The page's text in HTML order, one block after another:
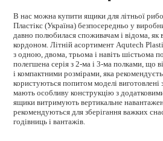
В нас можна купити ящики для літньої
Пластікс (Україна) безпосередньо у
давно полюбилася споживачам і відома, як в
кордоном. Літній асортимент Aqutech
з одною, двома, трьома і навіть шістьома
полегшена серія з 2-ма і 3-ма полками, що
і компактними розмірами, яка
користуються попитом моделі виготовлені
мають особливу конструкцію з
ящики витримують вертикальне
рекомендуються для зберігання важких
годівниць і вантажів.